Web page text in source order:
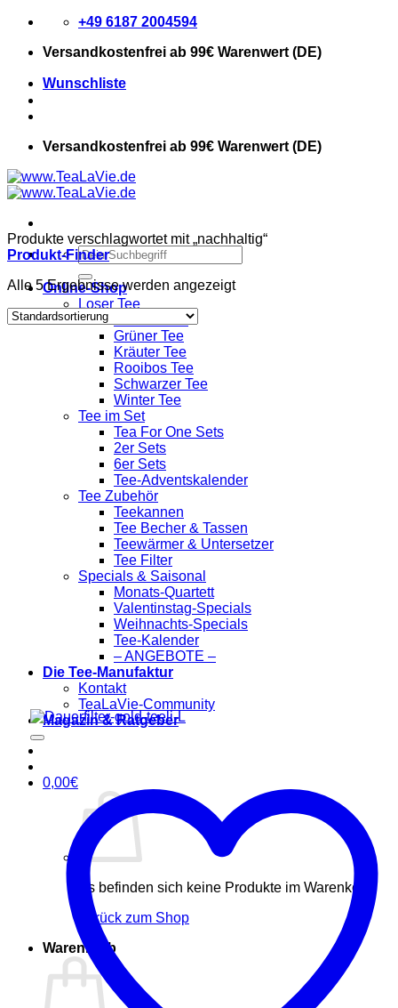
Zum
springen
+49 6187 2004594
Versandkostenfrei ab 99€ Warenwert (DE)
Wunschliste
Versandkostenfrei ab 99€ Warenwert (DE)
Suchen
nach:
Online-Shop
Loser Tee
Früchte Tee
Grüner Tee
Kräuter Tee
Rooibos Tee
Schwarzer Tee
Winter Tee
Tee im Set
Tea For One Sets
2er Sets
6er Sets
Tee-Adventskalender
Tee Zubehör
Teekannen
Tee Becher & Tassen
Teewärmer & Untersetzer
Tee Filter
Specials & Saisonal
Monats-Quartett
Valentinstag-Specials
Weihnachts-Specials
Tee-Kalender
– ANGEBOTE –
Die Tee-Manufaktur
Kontakt
TeaLaVie-Community
Magazin & Ratgeber
0,00€
Es befinden sich keine Produkte im Warenkorb.
Zurück zum Shop
Warenkorb
Produkte verschlagwortet mit „nachhaltig“
Produkt-Finder
Alle 5 Ergebnisse werden angezeigt